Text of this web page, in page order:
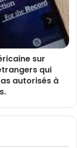
sur
qui
autorisés à